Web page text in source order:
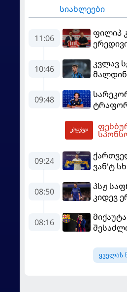
სიახლეები
11:06
ფილიპ
10:46
კვლავ
09:48
09:24
ვან'ტ
08:50
პსჟ
კიდევ
08:16
ყველას